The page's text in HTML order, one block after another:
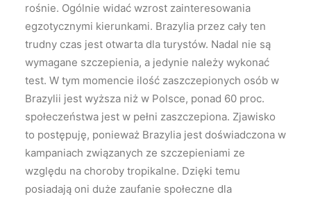
rośnie. Ogólnie widać wzrost zainteresowania
egzotycznymi kierunkami. Brazylia przez cały ten
trudny czas jest otwarta dla turystów. Nadal nie są
wymagane szczepienia, a jedynie należy wykonać
test. W tym momencie ilość zaszczepionych osób w
Brazylii jest wyższa niż w Polsce, ponad 60 proc.
społeczeństwa jest w pełni zaszczepiona. Zjawisko
to postępuję, ponieważ Brazylia jest doświadczona w
kampaniach związanych ze szczepieniami ze
względu na choroby tropikalne. Dzięki temu
posiadają oni duże zaufanie społeczne dla